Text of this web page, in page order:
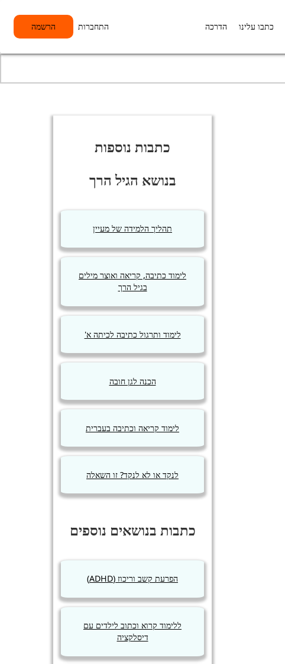
כתבו עלינו הדרכה התחברות הרשמה
כתבות נוספות
בנושא הגיל הרך
תהליך הלמידה של מעיין
לימוד כתיבה, קריאה ואוצר מילים
בגיל הרך
לימוד ותרגול כתיבה לכיתה א'
הכנה לגן חובה
לימוד קריאה וכתיבה בעברית
לנקד או לא לנקד? זו השאלה
כתבות בנושאים נוספים
הפרעת קשב וריכוז (ADHD)
ללימוד קרוא וכתוב לילדים עם
דיסלקציה